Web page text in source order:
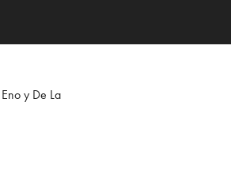
y De La